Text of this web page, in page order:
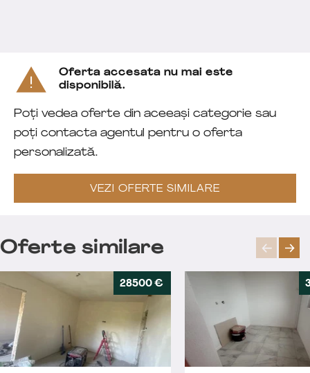
Oferta accesata nu mai este
disponibilă.
Poți vedea oferte din aceeași categorie sau
poți contacta agentul pentru o oferta
personalizată.
VEZI OFERTE SIMILARE
Oferte similare
28500 €